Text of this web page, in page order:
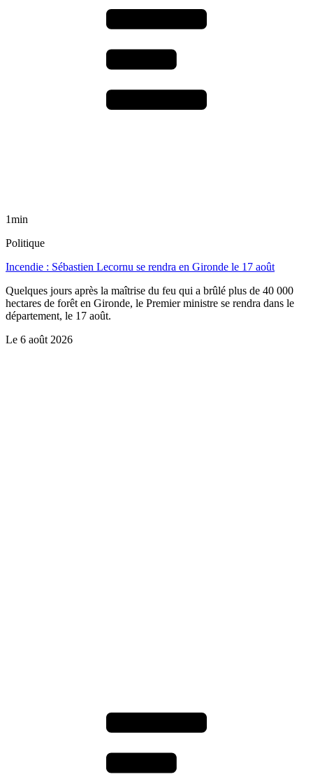
1min
Politique
Incendie : Sébastien Lecornu se rendra en Gironde le 17 août
Quelques jours après la maîtrise du feu qui a brûlé plus de 40 000
hectares de forêt en Gironde, le Premier ministre se rendra dans le
département, le 17 août.
Le 6 août 2026